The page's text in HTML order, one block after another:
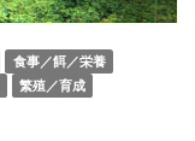
食事／餌／栄養
繁殖／育成